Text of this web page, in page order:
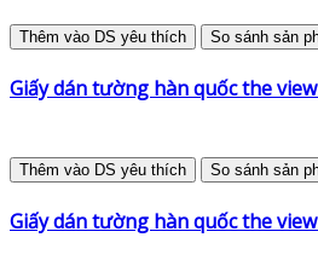
Thêm vào DS yêu thích So sánh sản
Giấy dán tường hàn quốc the
Thêm vào DS yêu thích So sánh sản
Giấy dán tường hàn quốc the